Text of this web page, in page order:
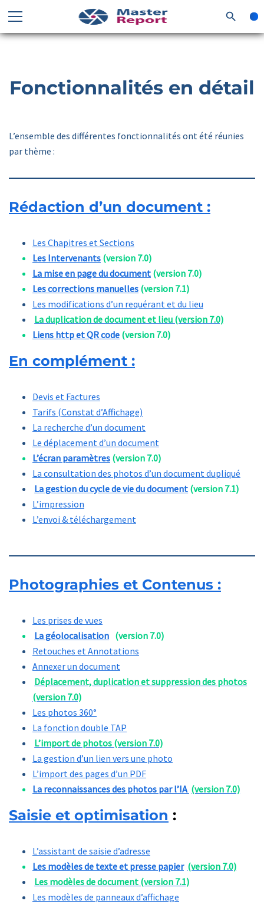
search
Fonctionnalités en détail
L’ensemble des différentes fonctionnalités ont été réunies
par thème :
Rédaction d’un document :
Les Chapitres et Sections
Les Intervenants (version 7.0)
La mise en page du document (version 7.0)
Les corrections manuelles (version 7.1)
Les modifications d’un requérant et du lieu
La duplication de document et lieu (version 7.0)
Liens http et QR code (version 7.0)
En complément :
Devis et Factures
Tarifs (Constat d’Affichage)
La recherche d’un document
Le déplacement d’un document
L’écran paramètres (version 7.0)
La consultation des photos d’un document dupliqué
La gestion du cycle de vie du document (version 7.1)
L’impression
L’envoi & téléchargement
Photographies et Contenus :
Les prises de vues
La géolocalisation (version 7.0)
Retouches et Annotations
Annexer un document
Déplacement, duplication et suppression des photos
(version 7.0)
Les photos 360°
La fonction double TAP
L’import de photos (version 7.0)
La gestion d’un lien vers une photo
L’import des pages d’un PDF
La reconnaissances des photos par l’IA (version 7.0)
Saisie et optimisation :
L’assistant de saisie d’adresse
Les modèles de texte et presse papier (version 7.0)
Les modèles de document (version 7.1)
Les modèles de panneaux d’affichage